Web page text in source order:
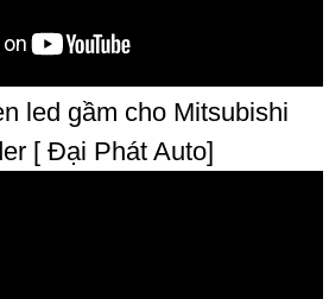
led gầm cho Mitsubishi
[ Đại Phát Auto]